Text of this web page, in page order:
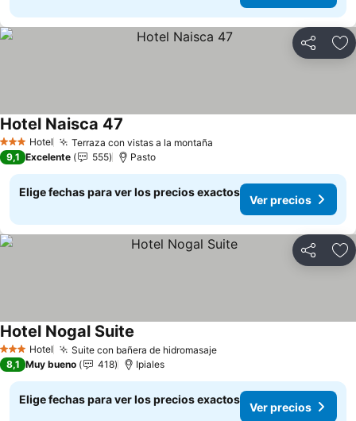
Compartir
3 Estrellas
Hotel Terraza con vistas a la montaña
Hotel Naisca 47
9,1 Excelente 555 Pasto
Elige fechas para ver los precios exactos
Ver precios
Compartir
3 Estrellas
Hotel Suite con bañera de hidromasajeVer precios
Hotel Nogal Suite
8,1 Muy bueno 418 Ipiales
Elige fechas para ver los precios exactos
Ver precios